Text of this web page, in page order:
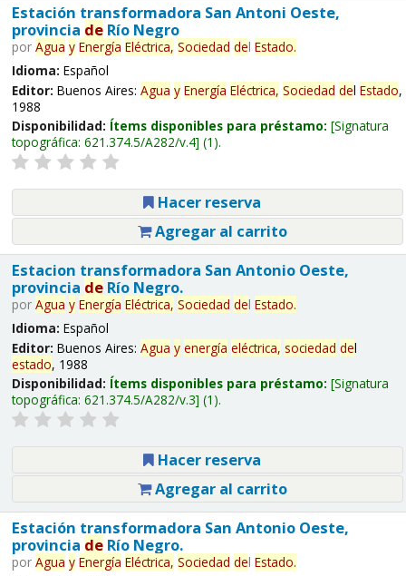
Estación transformadora San Antoni Oeste,
provincia deRío Negro
por Agua y Energía Eléctrica, Sociedad del Estado.
Idioma: Español
Editor: Buenos Aires: Agua y Energía Eléctrica, Sociedad del Estado,
1988
Disponibilidad: Ítems disponibles para préstamo: Signatura
topográfica: 621.374.5/A282/v.4 (1).
Hacer reserva
Agregar al carrito
Estacion transformadora San Antonio Oeste,
provincia deRío Negro.
por Agua y Energía Eléctrica, Sociedad del Estado.
Idioma: Español
Editor: Buenos Aires: Agua y energía eléctrica, sociedad del
estado, 1988
Disponibilidad: Ítems disponibles para préstamo: Signatura
topográfica: 621.374.5/A282/v.3 (1).
Hacer reserva
Agregar al carrito
Estación transformadora San Antonio Oeste,
provincia deRío Negro.
por Agua y Energía Eléctrica, Sociedad del Estado.